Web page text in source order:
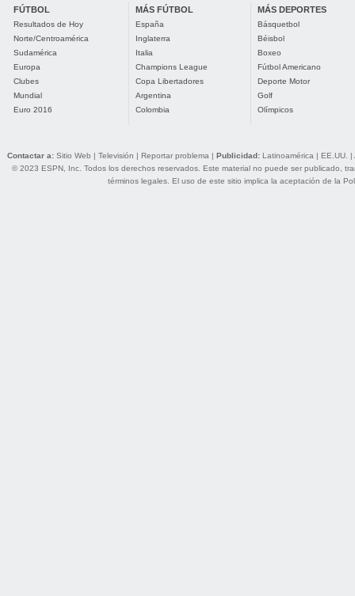
FÚTBOL
Resultados de Hoy
Norte/Centroamérica
Sudamérica
Europa
Clubes
Mundial
Euro 2016
MÁS FÚTBOL
España
Inglaterra
Italia
Champions League
Copa Libertadores
Argentina
Colombia
MÁS DEPORTES
Básquetbol
Béisbol
Boxeo
Fútbol Americano
Deporte Motor
Golf
Olímpicos
Contactar a: Sitio Web | Televisión | Reportar problema | Publicidad: Latinoamérica | EE.UU. |
© 2023 ESPN, Inc. Todos los derechos reservados. Este material no puede ser publicado,
términos legales. El uso de este sitio implica la aceptación de la